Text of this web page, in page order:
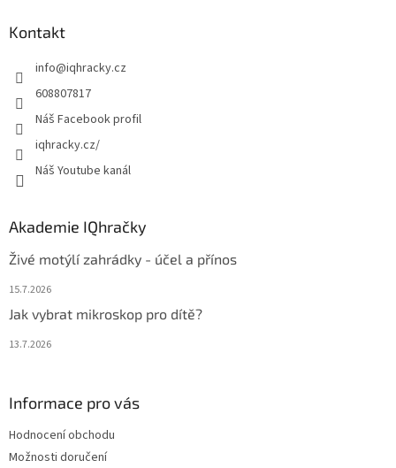
Kontakt
info@iqhracky.cz
608807817
Náš Facebook profil
iqhracky.cz/
Náš Youtube kanál
Akademie IQhračky
Živé motýlí zahrádky - účel a přínos
15.7.2026
Jak vybrat mikroskop pro dítě?
13.7.2026
Informace pro vás
Hodnocení obchodu
Možnosti doručení